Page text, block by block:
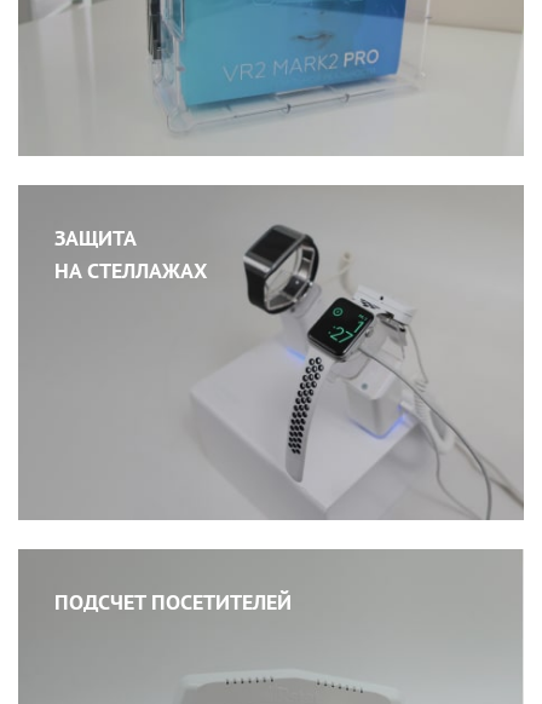
ЗАЩИТА
НА СТЕЛЛАЖАХ
ПОДСЧЕТ ПОСЕТИТЕЛЕЙ